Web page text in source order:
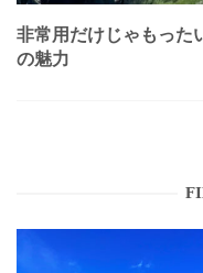
非常用だけじゃもった
の魅力